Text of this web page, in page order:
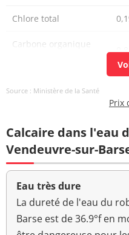
Chlore total
Carbone organique
Bact. aér. revivifiables
1
Bact. aér. revivifiables
à 36°-44h
Magnésium
Source : Ministère de la Santé
Prix
Calcaire dans l'eau
Vendeuvre-sur-
Eau très dure
La dureté de l'eau du
Barse est de 36.9°f en